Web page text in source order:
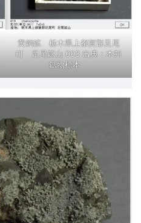
黄銅鉱 栃木県上都賀郡足尾
町 足尾鉱山 003 出典：本邦
鉱物標本